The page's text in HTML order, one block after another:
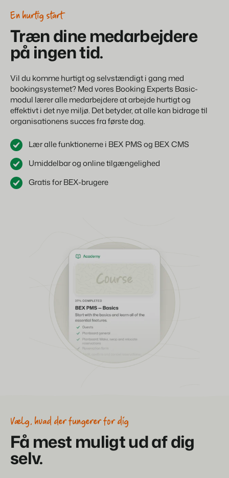
Generer leads til at sælge dine udlejningsobjekter.
BEX Linguist
Hils på gæsterne på deres eget sprog.
Marketing
Booking Boosters
Den stærke kombination af branding og performance marketing
Markedsføring af fast ejendom
Dit projekt blev udsolgt på ingen tid.
Booking Analytics
Premium BI-værktøj.
BEX Oversigt
Opdag de uendelige muligheder på Booking Experts-
platformen.
For ferieparker
Opdag fordelene ved Booking Experts til ferieparker.
For grupper
Opdag fordelene ved bookingeksperter til bekymringer og
Bookingeksperter sætter
vores fokus tilbage på
Gijs Meerdink
welcome.in
Read all stories
Om os
Customer Success Team
Få svar på dine spørgsmål
Job / Karriere
Find dit nye drømmejob!
Kontakte
Kontakt os
Om os
Historien bag Booking Experts.
En hurtig start
Træn dine medarbejdere
på ingen tid.
Vil du komme hurtigt og selvstændigt i gang med
bookingsystemet? Med vores Booking Experts Basic-
modul lærer alle medarbejdere at arbejde hurtigt og
effektivt i det nye miljø. Det betyder, at alle kan bidrage til
organisationens succes fra første dag.
Lær alle funktionerne i BEX PMS og BEX CMS
Umiddelbar og online tilgængelighed
Gratis for BEX-brugere
Vælg, hvad der fungerer for dig
Få mest muligt ud af dig
selv.